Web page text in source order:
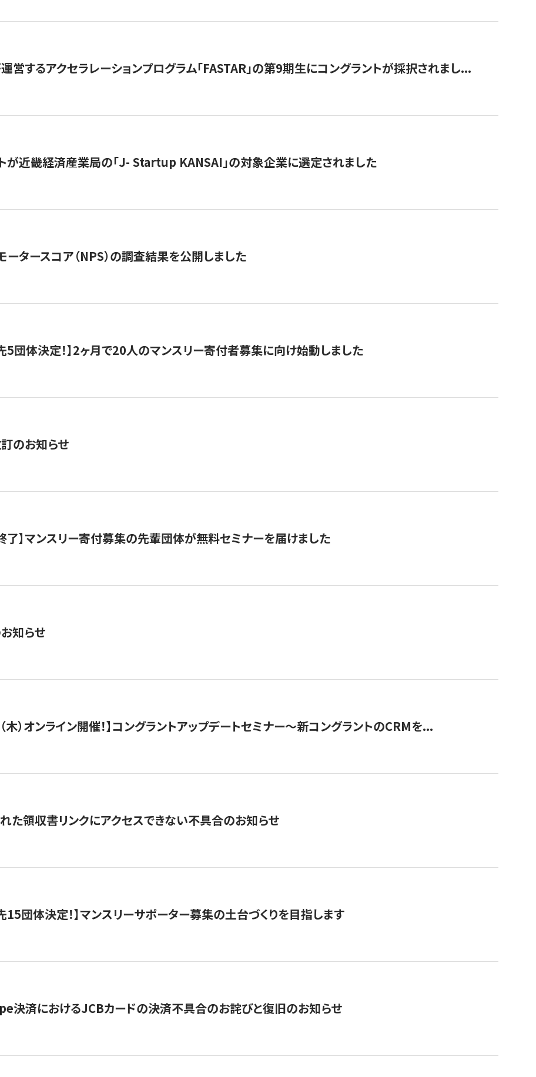
営するアクセラレーションプログラム「FASTAR」の第9期生にコングラントが採択されまし...
が近畿経済産業局の「J- Startup KANSAI」の対象企業に選定されました
ータースコア（NPS）の調査結果を公開しました
5団体決定！】2ヶ月で20人のマンスリー寄付者募集に向け始動しました
のお知らせ
了】マンスリー寄付募集の先輩団体が無料セミナーを届けました
知らせ
木）オンライン開催！】コングラントアップデートセミナー〜新コングラントのCRMを...
た領収書リンクにアクセスできない不具合のお知らせ
15団体決定！】マンスリーサポーター募集の土台づくりを目指します
決済におけるJCBカードの決済不具合のお詫びと復旧のお知らせ